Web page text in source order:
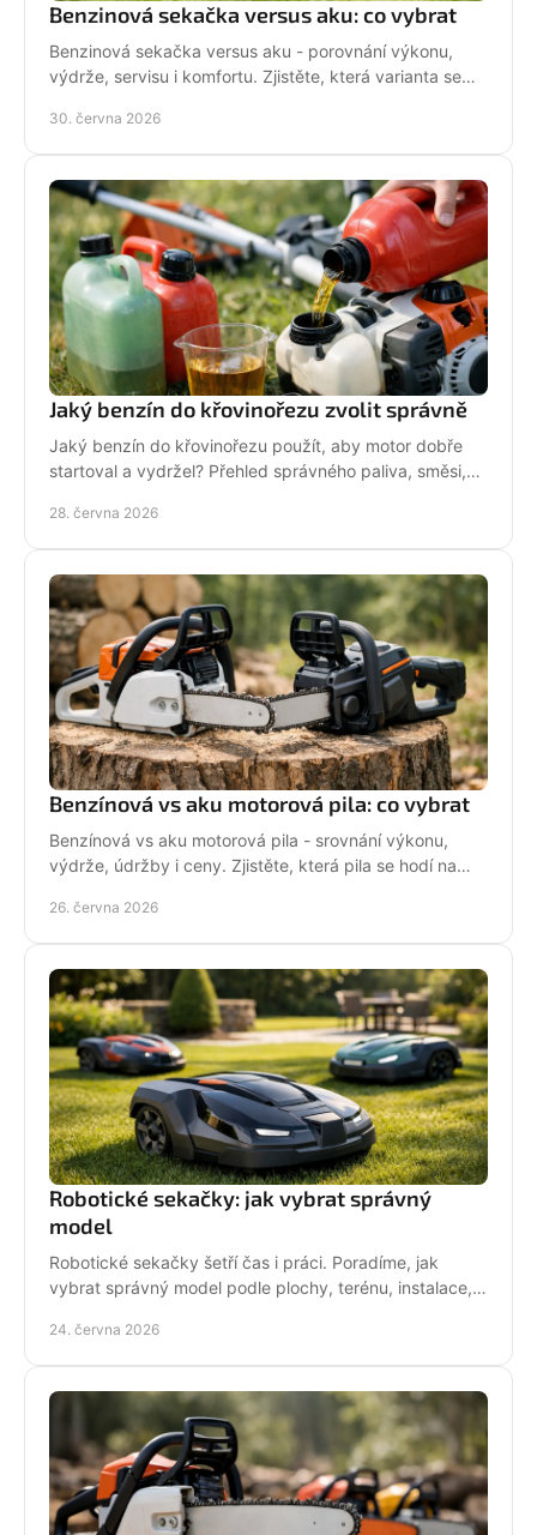
Benzinová sekačka versus aku: co vybrat
Benzinová sekačka versus aku - porovnání výkonu,
výdrže, servisu i komfortu. Zjistěte, která varianta se
30. června 2026
Jaký benzín do křovinořezu zvolit správně
Jaký benzín do křovinořezu použít, aby motor dobře
startoval a vydržel? Přehled správného paliva, směsi,
28. června 2026
Benzínová vs aku motorová pila: co vybrat
Benzínová vs aku motorová pila - srovnání výkonu,
výdrže, údržby i ceny. Zjistěte, která pila se hodí na
26. června 2026
Robotické sekačky: jak vybrat správný
model
Robotické sekačky šetří čas i práci. Poradíme, jak
vybrat správný model podle plochy, terénu, instalace,
24. června 2026